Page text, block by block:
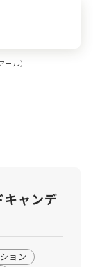
ル）
ャンデ
ョン